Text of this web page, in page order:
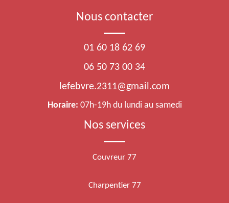
Nous contacter
01 60 18 62 69
06 50 73 00 34
lefebvre.2311@gmail.com
Horaire: 07h-19h du lundi au samedi
Nos services
Couvreur 77
Charpentier 77